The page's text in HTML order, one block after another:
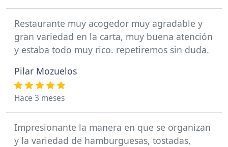
Restaurante muy acogedor muy agradable y
gran variedad en la carta, muy buena atención
y estaba todo muy rico. repetiremos sin duda.
Pilar Mozuelos
Hace 3 meses
Impresionante la manera en que se organizan
y la variedad de hamburguesas, tostadas,